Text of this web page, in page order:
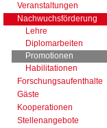
Veranstaltungen
Nachwuchsförderung
Lehre
Diplomarbeiten
Promotionen
Habilitationen
Forschungsaufenthalte
Gäste
Kooperationen
Stellenangebote